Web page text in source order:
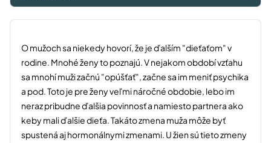
O mužoch sa niekedy hovorí, že je ďalším "dieťaťom" v
rodine. Mnohé ženy to poznajú. V nejakom období vzťahu
sa mnohí muži začnú "opúšťať", začne sa im meniť psychika
a pod. Toto je pre ženy veľmi náročné obdobie, lebo im
neraz pribudne ďalšia povinnosť a namiesto partnera ako
keby mali ďalšie dieťa. Takáto zmena muža môže byť
spustená aj hormonálnymi zmenami. U žien sú tieto zmeny